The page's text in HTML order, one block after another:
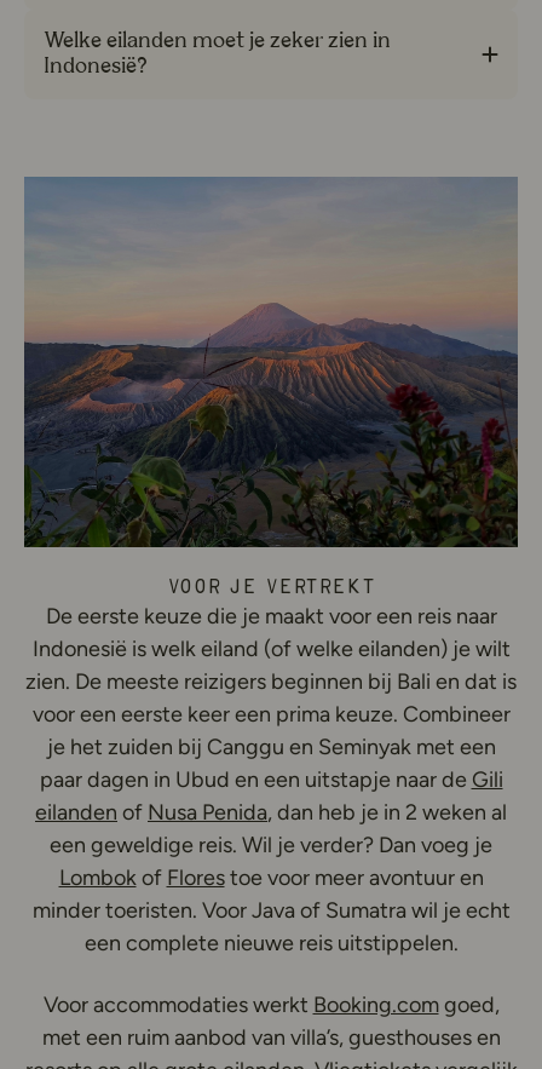
Welke eilanden moet je zeker zien in
Indonesië?
Voor je vertrekt
De eerste keuze die je maakt voor een reis naar
Indonesië is welk eiland (of welke eilanden) je wilt
zien. De meeste reizigers beginnen bij Bali en dat is
voor een eerste keer een prima keuze. Combineer
je het zuiden bij Canggu en Seminyak met een
paar dagen in Ubud en een uitstapje naar de Gili
eilanden of Nusa Penida, dan heb je in 2 weken al
een geweldige reis. Wil je verder? Dan voeg je
Lombokof Florestoe voor meer avontuur en
minder toeristen. Voor Java of Sumatra wil je echt
een complete nieuwe reis uitstippelen.
Voor accommodaties werkt Booking.comgoed,
met een ruim aanbod van villa’s, guesthouses en